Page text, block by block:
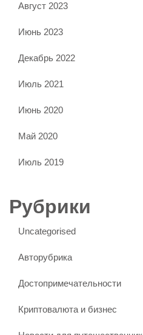
Август 2023
Июнь 2023
Декабрь 2022
Июль 2021
Июнь 2020
Май 2020
Июль 2019
Рубрики
Uncategorised
Авторубрика
Достопримечательности
Криптовалюта и бизнес